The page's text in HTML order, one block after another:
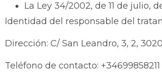
La Ley 34/2002, de 11 de julio,
Identidad del responsable del
Dirección: C/ San Leandro, 3, 2,
Teléfono de contacto: +34699858211